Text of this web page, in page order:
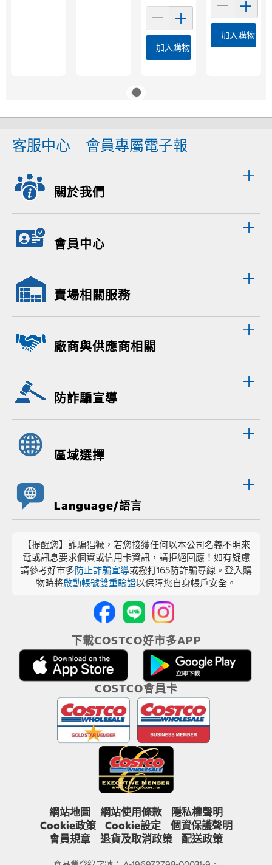
加入購物車
加入購物車
客服中心 會員專屬電子報
關於我們
會員中心
賣場相關服務
廠商與供應商相關
防詐騙宣導
區域選擇
Language/語言
【提醒您】詐騙猖獗，若您接獲任何以本公司名義不明來
電或訊息要求個資或信用卡資訊，請拒絕回應！如有疑慮
請參考好市多防止詐騙宣導或撥打165防詐騙專線。登入購
物時將啟動帳號雙重驗證以保障您自身帳戶安全。
下載COSTCO好市多APP
COSTCO會員卡
網站地圖 網站使用條款
隱私權聲明
Cookie政策
Cookie設定
個資保護聲明
會員規章
退貨及取消政策 配送政策